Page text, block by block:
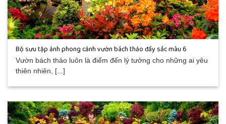
Bộ sưu tập ảnh phong cảnh vườn bách thảo đầy sắc màu 6
Vườn bách thảo luôn là điểm đến lý tưởng cho những ai yêu
thiên nhiên, [...]